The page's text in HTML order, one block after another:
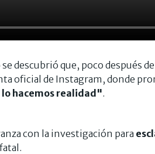
descubrió que, poco después
oficial de Instagram, donde
lo hacemos realidad".
con la investigación para